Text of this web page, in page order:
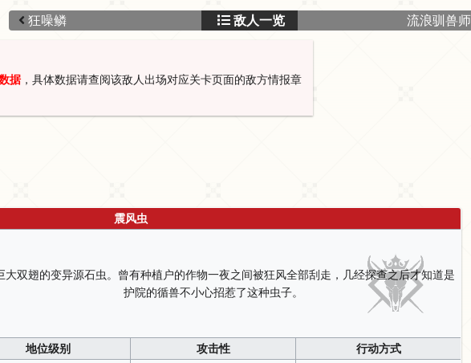
敌人一览
狂噪鳞 流浪驯兽师
据，具体数据请查阅该敌人出场对应关卡页面的敌方情报章
震风虫
大双翅的变异源石虫。曾有种植户的作物一夜之间被狂风全部刮走，几经探查之后才知道是
护院的循兽不小心招惹了这种虫子。
地位级别 攻击性
行动方式